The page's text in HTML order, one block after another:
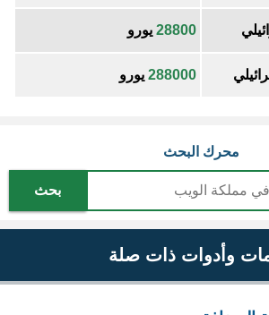
28800 يورو
288000 يورو
محرك البحث
بحث
وأدوات ذات صلة